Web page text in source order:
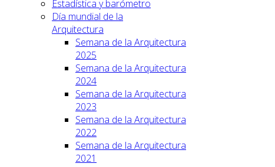
Estadística y barómetro
Día mundial de la
Arquitectura
Semana de la Arquitectura
2025
Semana de la Arquitectura
2024
Semana de la Arquitectura
2023
Semana de la Arquitectura
2022
Semana de la Arquitectura
2021